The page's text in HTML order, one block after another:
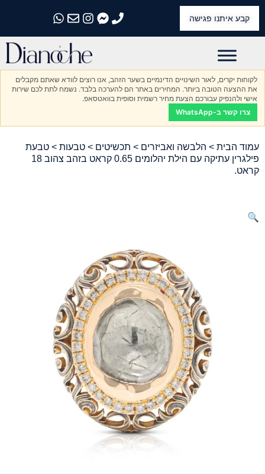
קבע איתנו פגישה
התקשרו אלינו
התקשרו אלינו
התקשרו אלינו
התקשרו אלינו
התקשרו אלינו
לקוחות יקרים, לאור השינויים הדינמיים בשער הזהב, אנו רוצים לוודא שאתם מקבלים
את ההצעה הטובה ביותר. המחירים באתר הם להערכה בלבד. נשמח לתת לכם שירות
אישי ולהנפיק עבורכם הצעת מחיר רשמית וסופית בוואטסאפ.
צרו קשר ב-WhatsApp
עמוד הבית > הלבשה ואביזרים > תכשיטים > טבעות > טבעת
פילגרין עתיקה עם הילת יהלומים 0.65 קראט בזהב צהוב 18
קראט.
🔍